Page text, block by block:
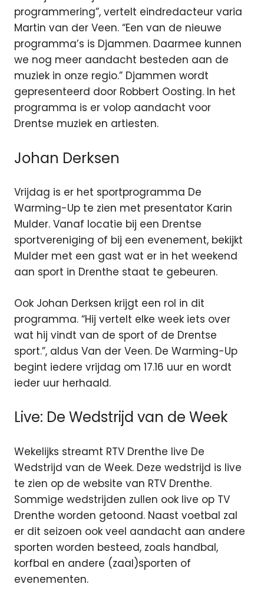
programmering”, vertelt eindredacteur varia
Martin van der Veen. “Een van de nieuwe
programma’s is Djammen. Daarmee kunnen
we nog meer aandacht besteden aan de
muziek in onze regio.” Djammen wordt
gepresenteerd door Robbert Oosting. In het
programma is er volop aandacht voor
Drentse muziek en artiesten.
Johan Derksen
Vrijdag is er het sportprogramma De
Warming-Up te zien met presentator Karin
Mulder. Vanaf locatie bij een Drentse
sportvereniging of bij een evenement, bekijkt
Mulder met een gast wat er in het weekend
aan sport in Drenthe staat te gebeuren.
Ook Johan Derksen krijgt een rol in dit
programma. “Hij vertelt elke week iets over
wat hij vindt van de sport of de Drentse
sport.”, aldus Van der Veen. De Warming-Up
begint iedere vrijdag om 17.16 uur en wordt
ieder uur herhaald.
Live: De Wedstrijd van de Week
Wekelijks streamt RTV Drenthe live De
Wedstrijd van de Week. Deze wedstrijd is live
te zien op de website van RTV Drenthe.
Sommige wedstrijden zullen ook live op TV
Drenthe worden getoond. Naast voetbal zal
er dit seizoen ook veel aandacht aan andere
sporten worden besteed, zoals handbal,
korfbal en andere (zaal)sporten of
evenementen.